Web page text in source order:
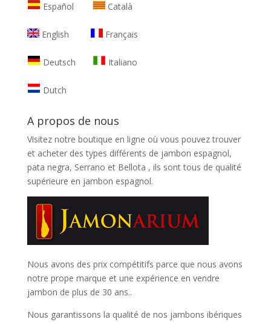
Español Català
English Français
Deutsch Italiano
Dutch
A propos de nous
Visitez notre boutique en ligne où vous pouvez trouver
et acheter des types différents de jambon espagnol,
pata negra, Serrano et Bellota , ils sont tous de qualité
supérieure en jambon espagnol.
Nous avons des prix compétitifs parce que nous avons
notre prope marque et une expérience en vendre
jambon de plus de 30 ans..
Nous garantissons la qualité de nos jambons ibériques